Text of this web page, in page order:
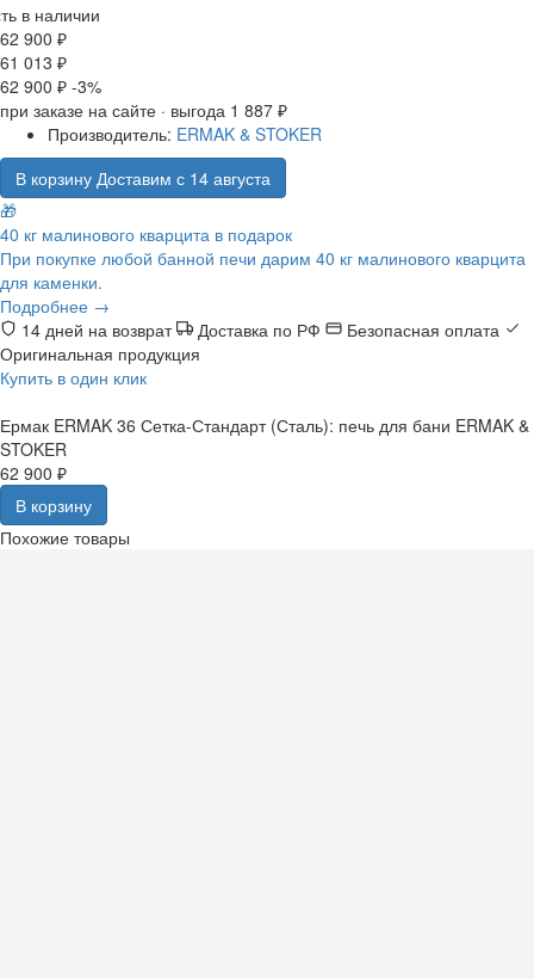
в наличии
62 900 ₽
61 013 ₽
62 900 ₽ -3%
при заказе на сайте · выгода 1 887 ₽
Производитель: ERMAK & STOKER
В корзину Доставим с 14 августа
🎁
40 кг малинового кварцита в подарок
При покупке любой банной печи дарим 40 кг малинового кварцита
для каменки.
Подробнее →
14 дней на возврат
Доставка по РФ
Безопасная оплата
Оригинальная продукция
Купить в один клик
Ермак ERMAK 36 Сетка-Стандарт (Сталь): печь для бани ERMAK &
STOKER
62 900 ₽
В корзину
Похожие товары